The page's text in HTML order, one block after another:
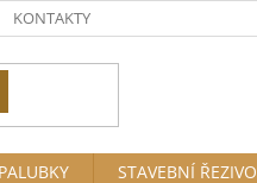
KONTAKTY
PALUBKY STAVEBNÍ ŘEZIVO